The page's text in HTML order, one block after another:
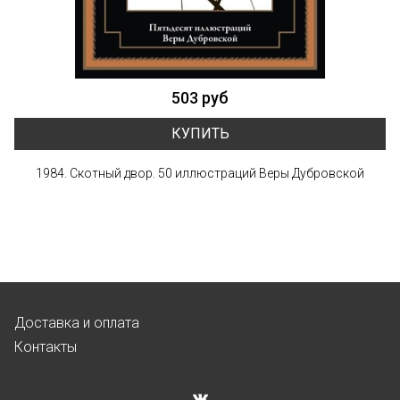
503 руб
КУПИТЬ
1984. Скотный двор. 50 иллюстраций Веры Дубровской
Доставка и оплата
Контакты